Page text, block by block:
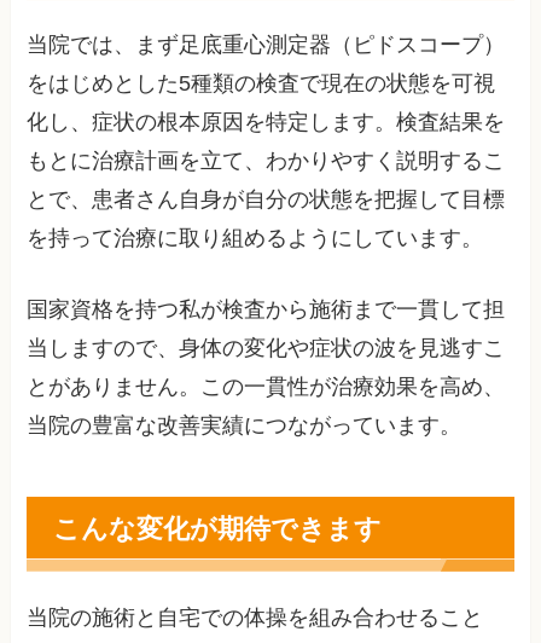
当院では、まず足底重心測定器（ピドスコープ）
をはじめとした5種類の検査で現在の状態を可視
化し、症状の根本原因を特定します。検査結果を
もとに治療計画を立て、わかりやすく説明するこ
とで、患者さん自身が自分の状態を把握して目標
を持って治療に取り組めるようにしています。
国家資格を持つ私が検査から施術まで一貫して担
当しますので、身体の変化や症状の波を見逃すこ
とがありません。この一貫性が治療効果を高め、
当院の豊富な改善実績につながっています。
こんな変化が期待できます
当院の施術と自宅での体操を組み合わせること